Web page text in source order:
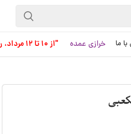
ما خرازی عمده "از 10 تا 12 مرداد، روز کاری به حساب نمی آید!"